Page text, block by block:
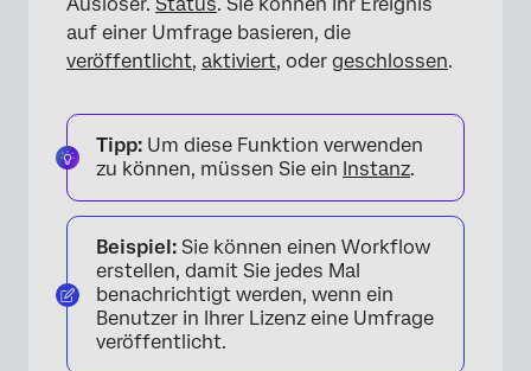
auf einer Umfrage basieren, die
veröffentlicht, aktiviert, oder geschlossen.
Tipp: Um diese Funktion verwenden
zu können, müssen Sie ein Instanz.
Beispiel: Sie können einen Workflow
erstellen, damit Sie jedes Mal
benachrichtigt werden, wenn ein
Benutzer in Ihrer Lizenz eine Umfrage
veröffentlicht.